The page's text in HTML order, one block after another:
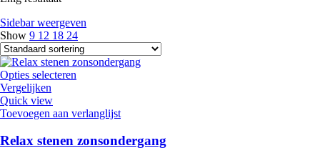
Sidebar weergeven
Show 9 12 18 24
Opties selecteren
Vergelijken
Quick view
Toevoegen aan verlanglijst
Relax stenen zonsondergang